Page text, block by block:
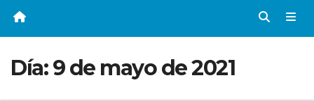
Día:9 de mayo de 2021